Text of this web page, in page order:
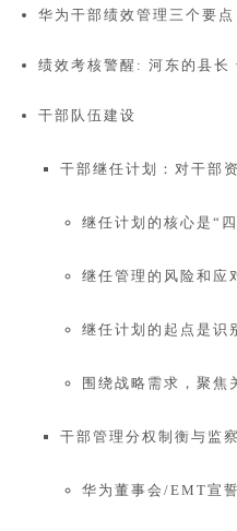
华为干部绩效管理三个要点
绩效考核警醒: 河东的县长
干部队伍建设
干部继任计划：对干部
继任计划的核心是“
继任管理的风险和应
继任计划的起点是识
围绕战略需求，聚焦
干部管理分权制衡与监
华为董事会/EMT宣